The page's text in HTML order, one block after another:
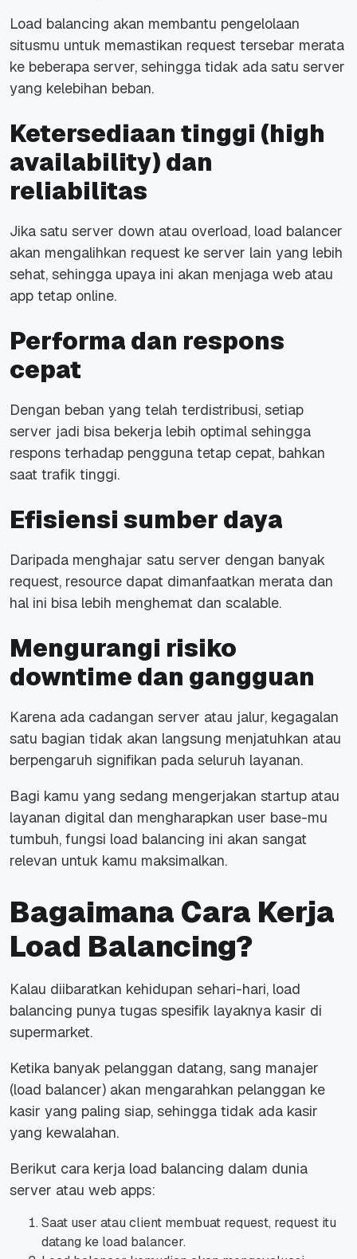
Load balancing akan membantu pengelolaan
situsmu untuk memastikan request tersebar merata
ke beberapa server, sehingga tidak ada satu server
yang kelebihan beban.
Ketersediaan tinggi (high
availability) dan
reliabilitas
Jika satu server down atau overload, load balancer
akan mengalihkan request ke server lain yang lebih
sehat, sehingga upaya ini akan menjaga web atau
app tetap online.
Performa dan respons
cepat
Dengan beban yang telah terdistribusi, setiap
server jadi bisa bekerja lebih optimal sehingga
respons terhadap pengguna tetap cepat, bahkan
saat trafik tinggi.
Efisiensi sumber daya
Daripada menghajar satu server dengan banyak
request, resource dapat dimanfaatkan merata dan
hal ini bisa lebih menghemat dan scalable.
Mengurangi risiko
downtime dan gangguan
Karena ada cadangan server atau jalur, kegagalan
satu bagian tidak akan langsung menjatuhkan atau
berpengaruh signifikan pada seluruh layanan.
Bagi kamu yang sedang mengerjakan startup atau
layanan digital dan mengharapkan user base-mu
tumbuh, fungsi load balancing ini akan sangat
relevan untuk kamu maksimalkan.
Bagaimana Cara Kerja
Load Balancing?
Kalau diibaratkan kehidupan sehari-hari, load
balancing punya tugas spesifik layaknya kasir di
supermarket.
Ketika banyak pelanggan datang, sang manajer
(load balancer) akan mengarahkan pelanggan ke
kasir yang paling siap, sehingga tidak ada kasir
yang kewalahan.
Berikut cara kerja load balancing dalam dunia
server atau web apps:
Saat user atau client membuat request, request itu
datang ke load balancer.